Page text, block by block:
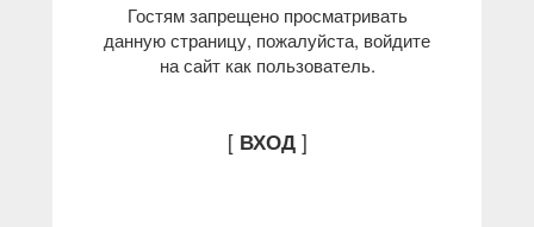
Гостям запрещено просматривать
данную страницу, пожалуйста, войдите
на сайт как пользователь.
[ ВХОД]